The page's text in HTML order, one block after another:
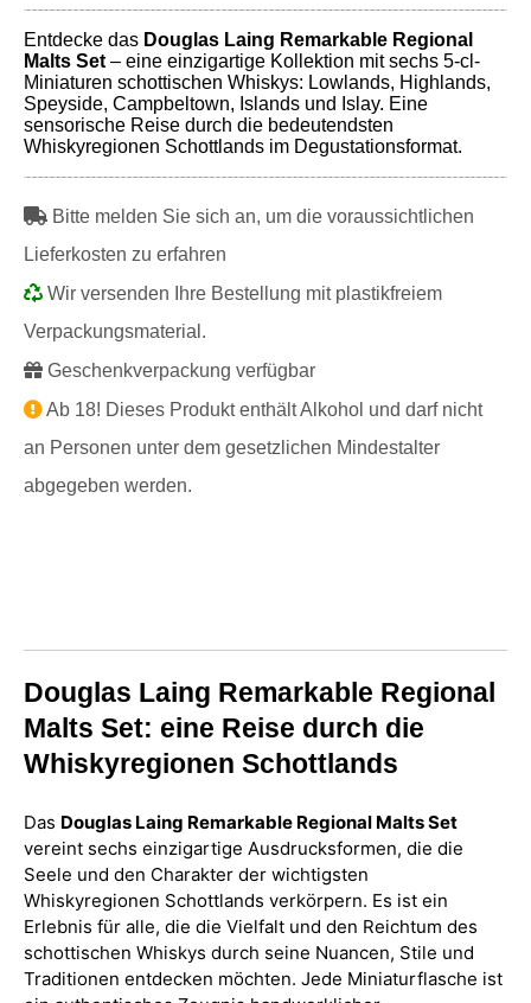
Entdecke das Douglas Laing Remarkable Regional
Malts Set – eine einzigartige Kollektion mit sechs 5-cl-
Miniaturen schottischen Whiskys: Lowlands, Highlands,
Speyside, Campbeltown, Islands und Islay. Eine
sensorische Reise durch die bedeutendsten
Whiskyregionen Schottlands im Degustationsformat.
Bitte melden Sie sich an, um die voraussichtlichen
Lieferkosten zu erfahren
Wir versenden Ihre Bestellung mit plastikfreiem
Verpackungsmaterial.
Geschenkverpackung verfügbar
Ab 18! Dieses Produkt enthält Alkohol und darf nicht
an Personen unter dem gesetzlichen Mindestalter
abgegeben werden.
Douglas Laing Remarkable Regional
Malts Set: eine Reise durch die
Whiskyregionen Schottlands
Das Douglas Laing Remarkable Regional Malts Set
vereint sechs einzigartige Ausdrucksformen, die die
Seele und den Charakter der wichtigsten
Whiskyregionen Schottlands verkörpern. Es ist ein
Erlebnis für alle, die die Vielfalt und den Reichtum des
schottischen Whiskys durch seine Nuancen, Stile und
Traditionen entdecken möchten. Jede Miniaturflasche ist